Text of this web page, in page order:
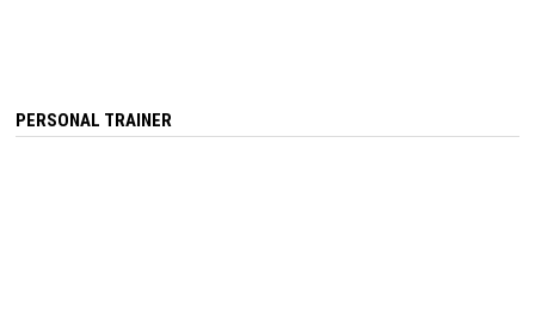
PERSONAL TRAINER